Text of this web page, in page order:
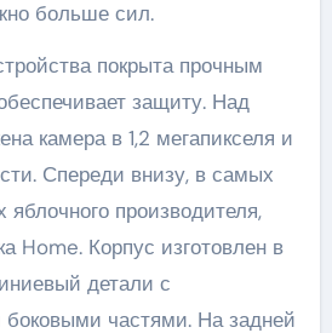
больше сил.
покрыта прочным
защиту. Над
камера в 1,2 мегапикселя и
Спереди внизу, в самых
производителя,
Home. Корпус изготовлен в
детали с
частями. На задней